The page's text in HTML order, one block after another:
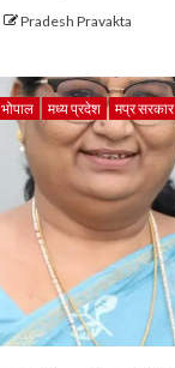
Pradesh Pravakta
भोपाल मध्य प्रदेश मप्र सरकार